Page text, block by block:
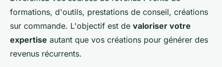
formations, d'outils, prestations de conseil, créations
sur commande. L'objectif est de valoriser votre
expertise autant que vos créations pour générer des
revenus récurrents.